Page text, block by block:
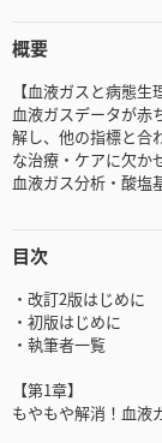
概要
【血液ガスと病態生
血液ガスデータが赤
解し、他の指標と合
な治療・ケアに欠か
血液ガス分析・酸塩
目次
・改訂2版はじめに
・初版はじめに
・執筆者一覧
【第1章】
もやもや解消！血液